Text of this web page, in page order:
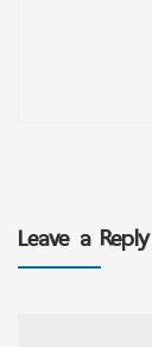
Leave a Reply